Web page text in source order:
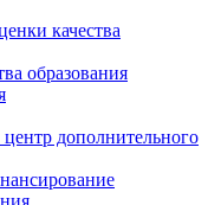
качества
образования
дополнительного